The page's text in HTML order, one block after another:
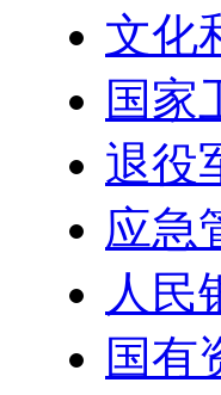
文化
国家
退役
应急
人民
国有